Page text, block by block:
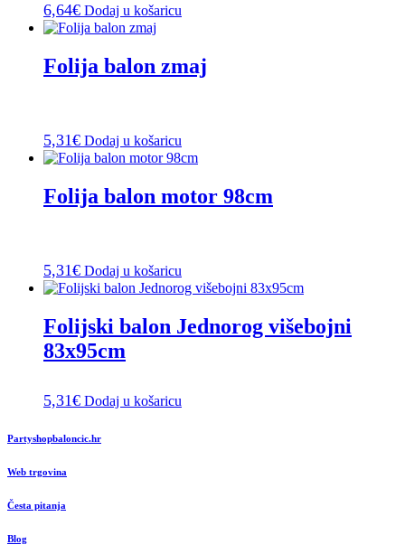
6,64€ Dodaj u košaricu
Folija balon zmaj
5,31€ Dodaj u košaricu
Folija balon motor 98cm
5,31€ Dodaj u košaricu
Folijski balon Jednorog višebojni
83x95cm
5,31€ Dodaj u košaricu
Partyshopbaloncic.hr
Web trgovina
Česta pitanja
Blog